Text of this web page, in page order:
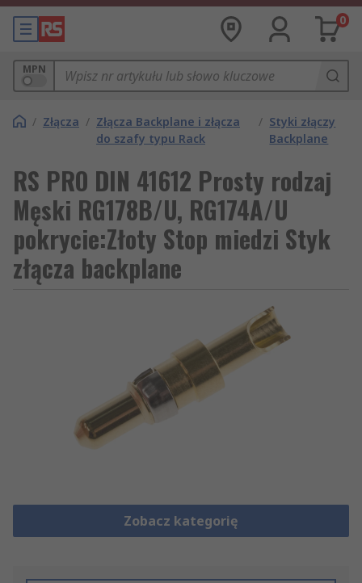
0
MPN
/ Złącza / Złącza Backplane i złącza
do szafy typu Rack
/ Styki złączy
Backplane
RS PRO DIN 41612 Prosty rodzaj
Męski RG178B/U, RG174A/U
pokrycie:Złoty Stop miedzi Styk
złącza backplane
Zobacz kategorię